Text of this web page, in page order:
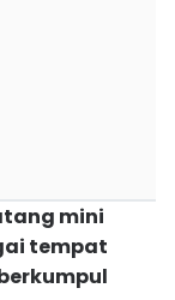
mini
tempat